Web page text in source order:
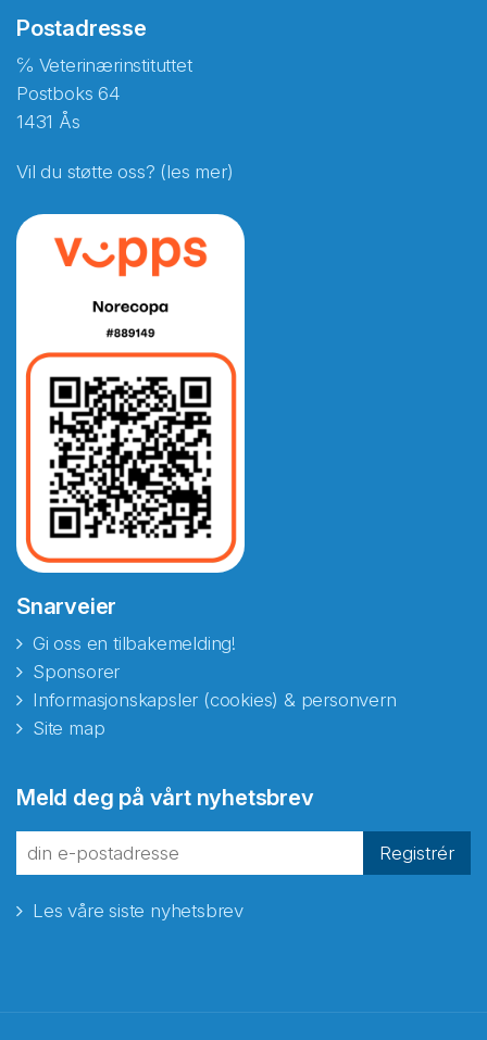
Postadresse
℅ Veterinærinstituttet
Postboks 64
1431 Ås
Vil du støtte oss? (les mer)
Snarveier
Gi oss en tilbakemelding!
Sponsorer
Informasjonskapsler (cookies) & personvern
Site map
Meld deg på vårt nyhetsbrev
Registrér
Les våre siste nyhetsbrev
fra Norecopa